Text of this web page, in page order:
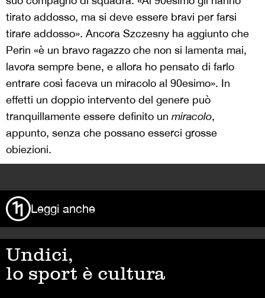
tirato addosso, ma si deve essere bravi per farsi
tirare addosso». Ancora Szczesny ha aggiunto che
Perin «è un bravo ragazzo che non si lamenta mai,
lavora sempre bene, e allora ho pensato di farlo
entrare così faceva un miracolo al 90esimo». In
effetti un doppio intervento del genere può
tranquillamente essere definito un miracolo,
appunto, senza che possano esserci grosse
obiezioni.
Leggi anche
Undici,
lo sport è cultura